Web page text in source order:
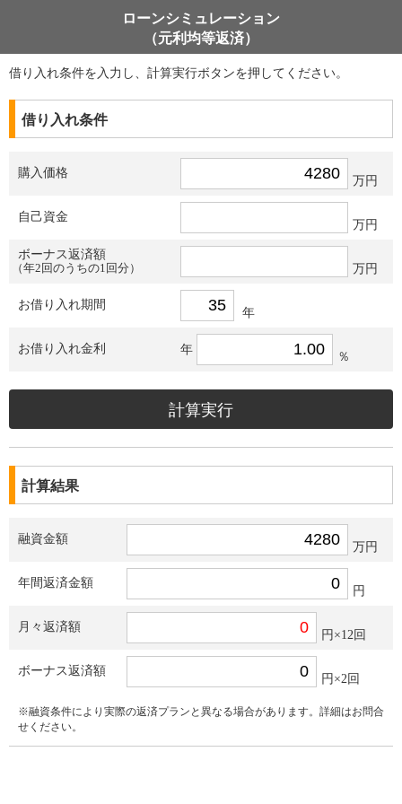
ローンシミュレーション
（元利均等返済）
借り入れ条件を入力し、計算実行ボタンを押してください。
借り入れ条件
購入価格
万円
自己資金
万円
ボーナス返済額
（年2回のうちの1回分）
万円
お借り入れ期間
年
お借り入れ金利 年
％
計算結果
融資金額
万円
年間返済金額
円
月々返済額
円×12回
ボーナス返済額
円×2回
※融資条件により実際の返済プランと異なる場合があります。詳細はお問合
せください。